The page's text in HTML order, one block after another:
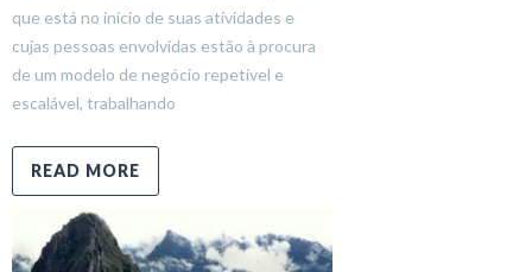
que está no início de suas atividades e
cujas pessoas envolvidas estão à procura
de um modelo de negócio repetível e
escalável, trabalhando
READ MORE